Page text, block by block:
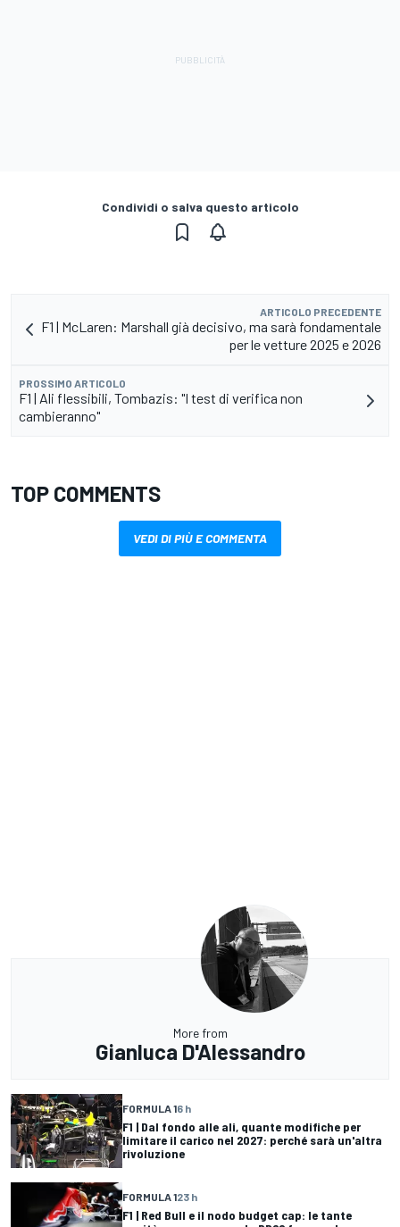
Condividi o salva questo articolo
ARTICOLO PRECEDENTE
F1 | McLaren: Marshall già decisivo, ma sarà fondamentale
per le vetture 2025 e 2026
PROSSIMO ARTICOLO
F1 | Ali flessibili, Tombazis: "I test di verifica non
cambieranno"
TOP COMMENTS
VEDI DI PIÙ E COMMENTA
More from
Gianluca D'Alessandro
FORMULA 16 h
F1 | Dal fondo alle ali, quante modifiche per
limitare il carico nel 2027: perché sarà un'altra
rivoluzione
FORMULA 123 h
F1 | Red Bull e il nodo budget cap: le tante